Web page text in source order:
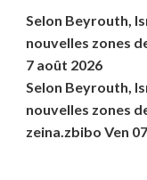
Selon Beyrouth,
nouvelles zones
7 août 2026
Selon Beyrouth,
nouvelles zones
zeina.zbibo Ven